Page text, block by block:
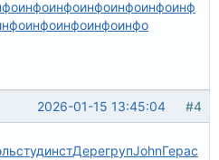
инфоинфоинфоинфоинфоинф
инфоинфоинфоинфо
#4
2026-01-15 13:45:04
студинстДерегрупJohnГерас